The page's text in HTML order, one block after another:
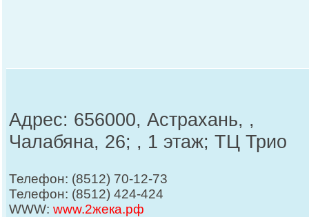
Адрес: 656000, Астрахань, ,
Чалабяна, 26; , 1 этаж; ТЦ Трио
Телефон: (8512) 70-12-73
Телефон: (8512) 424-424
WWW: www.2жека.рф